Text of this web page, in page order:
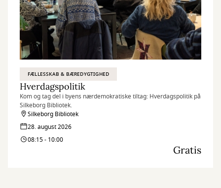
FÆLLESSKAB & BÆREDYGTIGHED
Hverdagspolitik
Kom og tag del i byens nærdemokratiske tiltag: Hverdagspolitik på
Silkeborg Bibliotek.
Silkeborg Bibliotek
28. august 2026
08:15 - 10:00
Gratis